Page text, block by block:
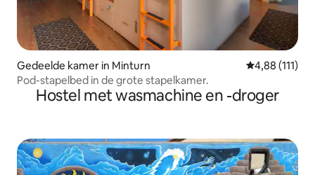
Gedeelde kamer in Minturn Gemiddelde
4,88 (111)
Pod-stapelbed in de grote stapelkamer.
Hostel met wasmachine en -droger